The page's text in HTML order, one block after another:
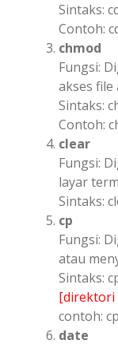
Sintaks:
Contoh:
chmod
Fungsi:
akses
Sintaks:
Contoh:
clear
Fungsi:
layar
Sintaks:
cp
Fungsi:
atau
Sintaks:
[direktori
contoh:
date